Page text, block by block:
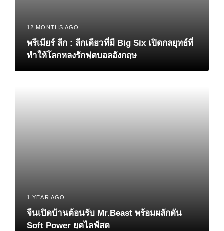
12 MONTHS AGO
พรีเมียร์ ลีก : ลีกเดียวที่มี Big Six เปิดกลยุทธ์ที่
ทำให้โลกหลงรักฟุตบอลอังกฤษ
1 YEAR AGO
จีนเปิดบ้านต้อนรับ Mr.Beast พร้อมผลักดัน
Soft Power ยุคไลฟ์สด